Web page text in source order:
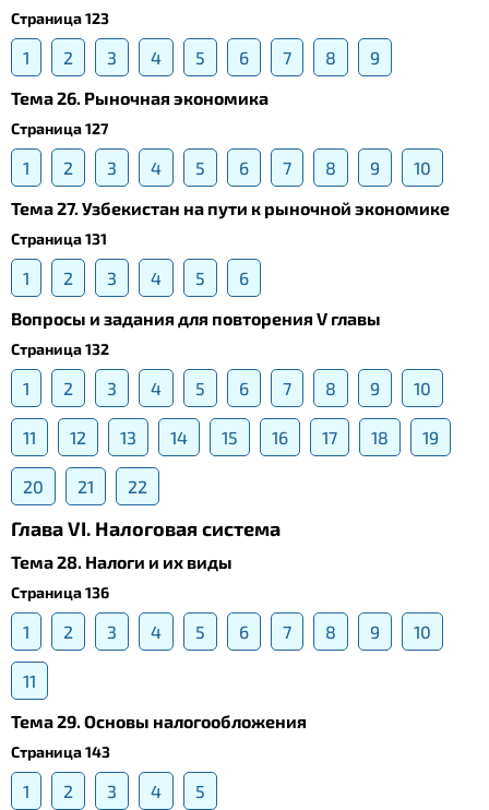
Страница 123
1 2 3 4 5 6 7 8
9
Тема 26. Рыночная экономика
Страница 127
1 2 3 4 5 6 7 8 9
10
Тема 27. Узбекистан на пути к рыночной экономике
Страница 131
1 2 3 4 5
6
Вопросы и задания для повторения V главы
Страница 132
1 2 3 4 5 6 7 8 9 10
11 12 13 14 15 16 17 18 19
20 21 22
Глава VI. Налоговая система
Тема 28. Налоги и их виды
Страница 136
1 2 3 4 5 6 7 8 9 10
11
Тема 29. Основы налогообложения
Страница 143
1 2 3 4
5